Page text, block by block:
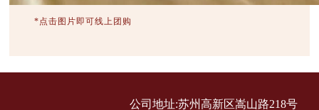
*点击图片即可线上团购
公司地址:苏州高新区嵩山路218号